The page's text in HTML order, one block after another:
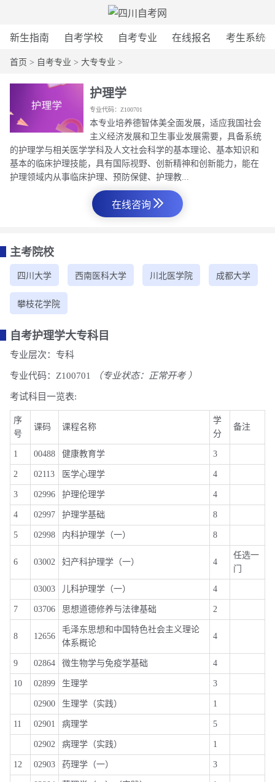
新生指南 自考学校 自考专业 在线报名 考生系统
首页 > 自考专业 > 大专专业 >
护理学
专业代码：Z100701
本专业培养德智体美全面发展，适应我国社会
主义经济发展和卫生事业发展需要，具备系统
的护理学与相关医学学科及人文社会科学的基本理论、基本知识和
基本的临床护理技能，具有国际视野、创新精神和创新能力，能在
护理领域内从事临床护理、预防保健、护理教...
在线咨询
主考院校
四川大学 西南医科大学 川北医学院 成都大学
攀枝花学院
自考护理学大专科目
专业层次：专科
专业代码：Z100701 （专业状态：正常开考 ）
考试科目一览表:
序
号
课码 课程名称
学
分
备注
1 00488 健康教育学 3
2 02113 医学心理学 4
3 02996 护理伦理学 4
4 02997 护理学基础 8
5 02998 内科护理学（一） 8
6 03002 妇产科护理学（一） 4
任选一
门
03003 儿科护理学（一） 4
7 03706 思想道德修养与法律基础 2
8 12656
毛泽东思想和中国特色社会主义理论
体系概论
4
9 02864 微生物学与免疫学基础 4
10 02899 生理学 3
02900 生理学（实践） 1
11 02901 病理学 5
02902 病理学（实践） 1
12 02903 药理学（一） 3